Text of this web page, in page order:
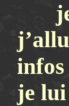
infos
je lui